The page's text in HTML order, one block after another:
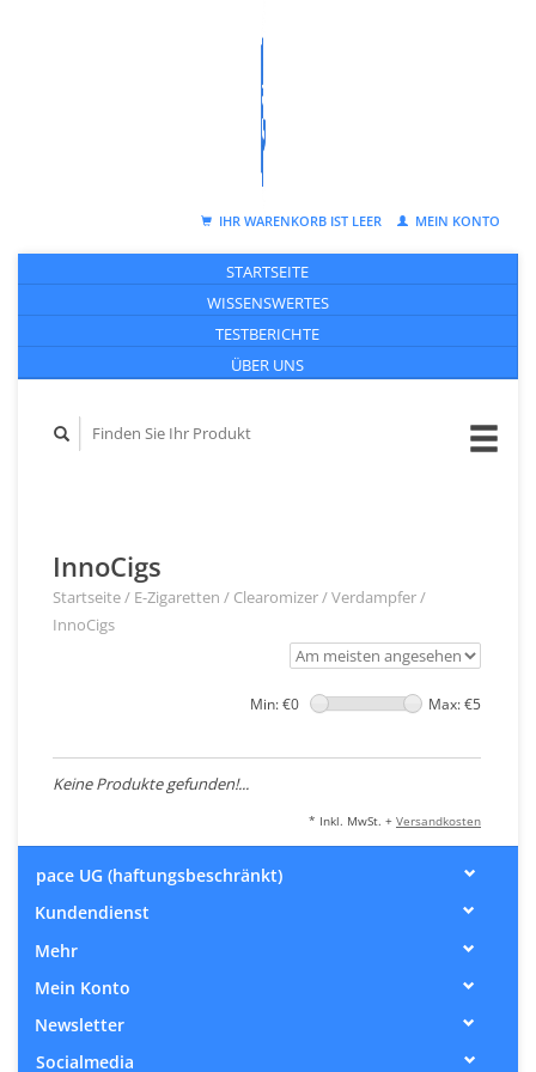
IHR WARENKORB IST LEER MEIN KONTO
STARTSEITE
WISSENSWERTES
TESTBERICHTE
ÜBER UNS
InnoCigs
Startseite/ E-Zigaretten / Clearomizer / Verdampfer/
InnoCigs
Min: €0 Max: €5
Keine Produkte gefunden!...
* Inkl. MwSt. + Versandkosten
pace UG (haftungsbeschränkt)
Kundendienst
Mehr
Mein Konto
Newsletter
Socialmedia